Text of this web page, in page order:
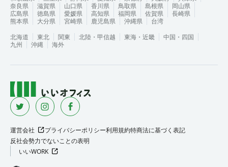
奈良県
滋賀県 山口県 香川県 鳥取県 島根県
岡山県
広島県
徳島県 愛媛県 高知県 福岡県 佐賀県
長崎県
熊本県
大分県 宮崎県 鹿児島県 沖縄県
台湾
北海道
東北 関東 北陸・甲信越 東海・近畿
中国・四国
九州
沖縄 海外
運営会社 プライバシーポリシー利用規約特商法に基づく表記
反社会勢力でないことの表明
いいWORK